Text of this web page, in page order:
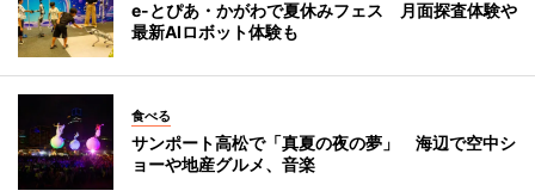
e-とぴあ・かがわで夏休みフェス 月面探査体験や
最新AIロボット体験も
食べる
サンポート高松で「真夏の夜の夢」 海辺で空中シ
ョーや地産グルメ、音楽